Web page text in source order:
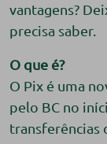
vantagens?
precisa saber.
O que é?
O Pix é uma
pelo BC no
transferências